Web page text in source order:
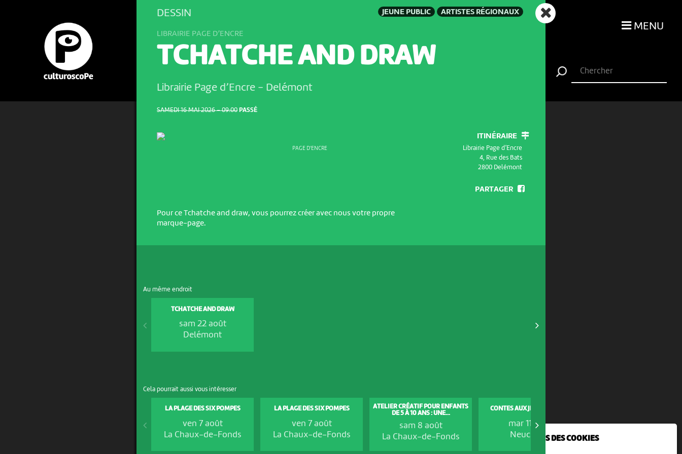
NOUS UTILISONS DES COOKIES
MENU
SAMEDI 16 MAI 2026 – 09:00 PASSÉ
PAGE D'ENCRE
ARTISTES RÉGIONAUX
JEUNE PUBLIC
DESSIN
LIBRAIRIE PAGE D’ENCRE
TCHATCHE AND DRAW
Librairie Page d’Encre - Delémont
Pour ce Tchatche and draw, vous pourrez créer avec nous votre propre
marque-page.
ITINÉRAIRE
Librairie Page d’Encre
4, Rue des Bats
2800 Delémont
PARTAGER
Au même endroit
TCHATCHE AND DRAW
sam 22 août
Delémont
Cela pourrait aussi vous intéresser
LA PLAGE DES SIX POMPES
ven 7 août
La Chaux-de-Fonds
LA PLAGE DES SIX POMPES
ven 7 août
La Chaux-de-Fonds
ATELIER CRÉATIF POUR ENFANTS
DE 5 À 10 ANS : UNE...
sam 8 août
La Chaux-de-Fonds
CONTES AUX JEUNES-RIVES
mar 11 août
Neuchâtel
dim 23 août